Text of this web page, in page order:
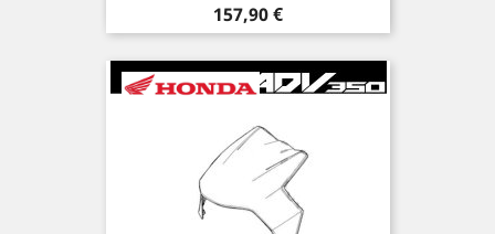
Prezzo
157,90 €